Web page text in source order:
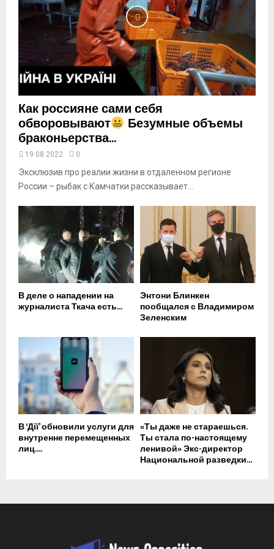
b
e
Как россияне сами себя
обворовывают Безумные объемы
браконьерства...
19.08.2022 0
Эксклюзив про реалии жизни в отдаленном регионе
России – рыбак с Камчатки рассказывает...
В деле о нападении на
журналиста Ткача есть...
Энтони Блинкен
пообщался с Владимиром
Зеленским
В ‘Дії’ обновили услуги для
внутренне перемещенных
лиц....
«Ты даже не стараешься.
Ты стала по-настоящему
ленивой» Экс-директор
Национальной разведки...